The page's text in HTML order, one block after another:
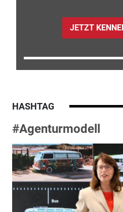
JETZT
HASHTAG
#Agenturmodell